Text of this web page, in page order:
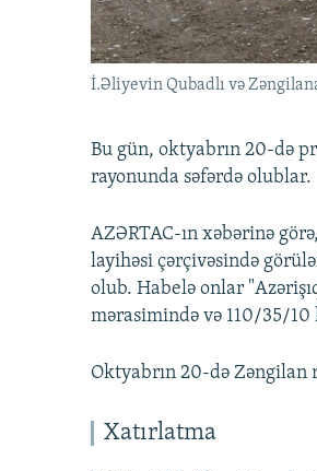
BIZIMLƏ ƏLAQƏ
İ.Əliyevin Qubadlı və
Bu gün, oktyabrın 20-də
rayonunda səfərdə olublar.
AZƏRTAC-ın xəbərinə
layihəsi çərçivəsində
olub. Habelə onlar
mərasimində və 110/35/10
Oktyabrın 20-də
Xatırlatma